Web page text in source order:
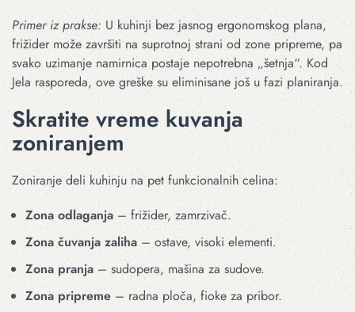
Primer iz prakse: U kuhinji bez jasnog ergonomskog plana,
frižider može završiti na suprotnoj strani od zone pripreme, pa
svako uzimanje namirnica postaje nepotrebna „šetnja“. Kod
Jela rasporeda, ove greške su eliminisane još u fazi planiranja.
Skratite vreme kuvanja
zoniranjem
Zoniranje deli kuhinju na pet funkcionalnih celina:
Zona odlaganja– frižider, zamrzivač.
Zona čuvanja zaliha– ostave, visoki elementi.
Zona pranja – sudopera, mašina za sudove.
Zona pripreme – radna ploča, fioke za pribor.